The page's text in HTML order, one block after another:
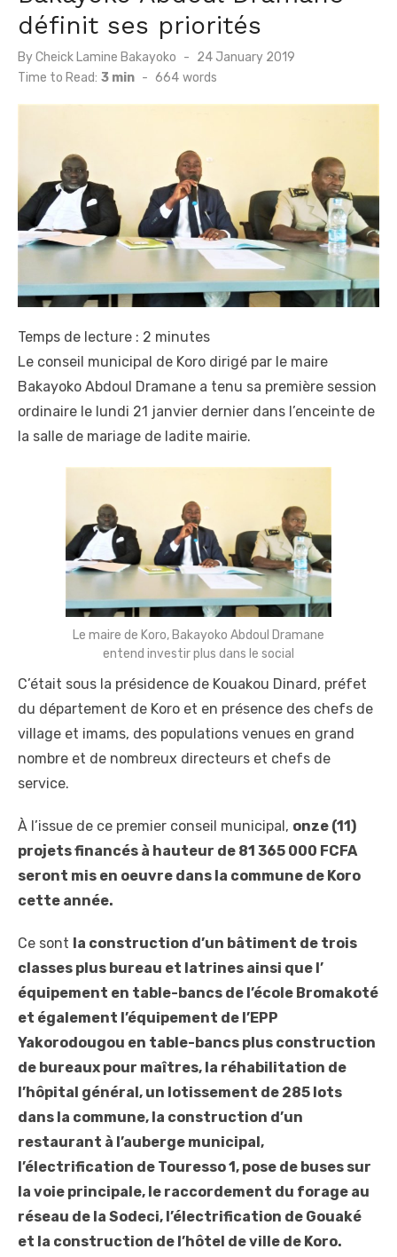
définit ses priorités
ByCheick Lamine Bakayoko
Posted
on
24 January 2019
Time to Read: 3 min - 664 words
Temps de lecture : 2 minutes
Le conseil municipal de Koro dirigé par le maire
Bakayoko Abdoul Dramane a tenu sa première session
ordinaire le lundi 21 janvier dernier dans l’enceinte de
la salle de mariage de ladite mairie.
Le maire de Koro, Bakayoko Abdoul Dramane
entend investir plus dans le social
C’était sous la présidence de Kouakou Dinard, préfet
du département de Koro et en présence des chefs de
village et imams, des populations venues en grand
nombre et de nombreux directeurs et chefs de
service.
À l’issue de ce premier conseil municipal, onze (11)
projets financés à hauteur de 81 365 000 FCFA
seront mis en oeuvre dans la commune de Koro
cette année.
Ce sont la construction d’un bâtiment de trois
classes plus bureau et latrines ainsi que l’
équipement en table-bancs de l’école Bromakoté
et également l’équipement de l’EPP
Yakorodougou en table-bancs plus construction
de bureaux pour maîtres, la réhabilitation de
l’hôpital général, un lotissement de 285 lots
dans la commune, la construction d’un
restaurant à l’auberge municipal,
l’électrification de Touresso 1, pose de buses sur
la voie principale, le raccordement du forage au
réseau de la Sodeci, l’électrification de Gouaké
et la construction de l’hôtel de ville de Koro.